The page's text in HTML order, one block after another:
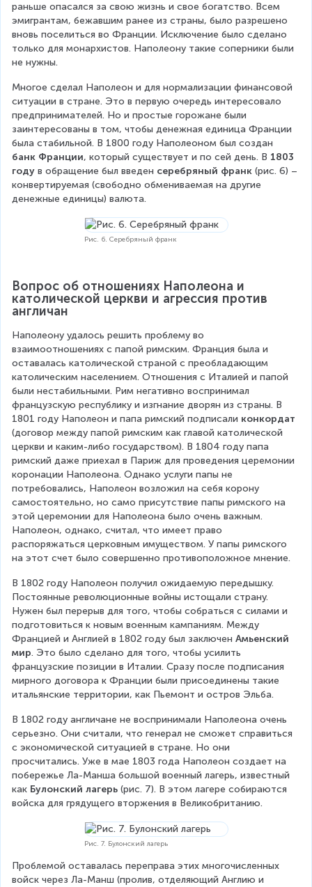
раньше опасался за свою жизнь и свое богатство. Всем
эмигрантам, бежавшим ранее из страны, было разрешено
вновь поселиться во Франции. Исключение было сделано
только для монархистов. Наполеону такие соперники были
не нужны.
Многое сделал Наполеон и для нормализации финансовой
ситуации в стране. Это в первую очередь интересовало
предпринимателей. Но и простые горожане были
заинтересованы в том, чтобы денежная единица Франции
была стабильной. В 1800 году Наполеоном был создан
банк Франции, который существует и по сей день. В 1803
году в обращение был введен серебряный франк (рис. 6) –
конвертируемая (свободно обмениваемая на другие
денежные единицы) валюта.
Рис. 6. Серебряный франк
Вопрос об отношениях Наполеона и
католической церкви и агрессия против
англичан
Наполеону удалось решить проблему во
взаимоотношениях с папой римским. Франция была и
оставалась католической страной с преобладающим
католическим населением. Отношения с Италией и папой
были нестабильными. Рим негативно воспринимал
французскую республику и изгнание дворян из страны. В
1801 году Наполеон и папа римский подписали конкордат
(договор между папой римским как главой католической
церкви и каким-либо государством). В 1804 году папа
римский даже приехал в Париж для проведения церемонии
коронации Наполеона. Однако услуги папы не
потребовались, Наполеон возложил на себя корону
самостоятельно, но само присутствие папы римского на
этой церемонии для Наполеона было очень важным.
Наполеон, однако, считал, что имеет право
распоряжаться церковным имуществом. У папы римского
на этот счет было совершенно противоположное мнение.
В 1802 году Наполеон получил ожидаемую передышку.
Постоянные революционные войны истощали страну.
Нужен был перерыв для того, чтобы собраться с силами и
подготовиться к новым военным кампаниям. Между
Францией и Англией в 1802 году был заключен Амьенский
мир. Это было сделано для того, чтобы усилить
французские позиции в Италии. Сразу после подписания
мирного договора к Франции были присоединены такие
итальянские территории, как Пьемонт и остров Эльба.
В 1802 году англичане не воспринимали Наполеона очень
серьезно. Они считали, что генерал не сможет справиться
с экономической ситуацией в стране. Но они
просчитались. Уже в мае 1803 года Наполеон создает на
побережье Ла-Манша большой военный лагерь, известный
как Булонский лагерь (рис. 7). В этом лагере собираются
войска для грядущего вторжения в Великобританию.
Рис. 7. Булонский лагерь
Проблемой оставалась переправа этих многочисленных
войск через Ла-Манш (пролив, отделяющий Англию и